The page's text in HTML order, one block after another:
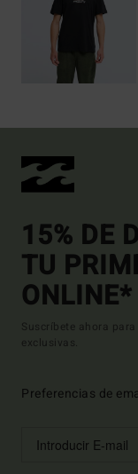
15% DE
TU
ONLINE*
Suscríbete ahora
exclusivas.
Preferencias de